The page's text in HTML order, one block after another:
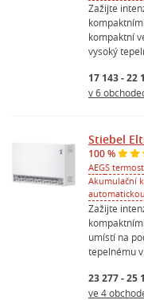
Zažijte
kompaktní
vysoký
17 143 - 22
v 6
Stiebel
100 %
AEGS
Akumulační
Zažijte
umístí na
tepelnému v...
23 277 - 25
ve 4